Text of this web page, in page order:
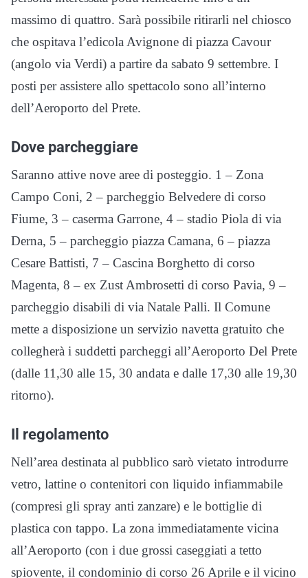
massimo di quattro. Sarà possibile ritirarli nel chiosco
che ospitava l’edicola Avignone di piazza Cavour
(angolo via Verdi) a partire da sabato 9 settembre. I
posti per assistere allo spettacolo sono all’interno
dell’Aeroporto del Prete.
Dove parcheggiare
Saranno attive nove aree di posteggio. 1 – Zona
Campo Coni, 2 – parcheggio Belvedere di corso
Fiume, 3 – caserma Garrone, 4 – stadio Piola di via
Derna, 5 – parcheggio piazza Camana, 6 – piazza
Cesare Battisti, 7 – Cascina Borghetto di corso
Magenta, 8 – ex Zust Ambrosetti di corso Pavia, 9 –
parcheggio disabili di via Natale Palli. Il Comune
mette a disposizione un servizio navetta gratuito che
collegherà i suddetti parcheggi all’Aeroporto Del Prete
(dalle 11,30 alle 15, 30 andata e dalle 17,30 alle 19,30
ritorno).
Il regolamento
Nell’area destinata al pubblico sarò vietato introdurre
vetro, lattine o contenitori con liquido infiammabile
(compresi gli spray anti zanzare) e le bottiglie di
plastica con tappo. La zona immediatamente vicina
all’Aeroporto (con i due grossi caseggiati a tetto
spiovente, il condominio di corso 26 Aprile e il vicino